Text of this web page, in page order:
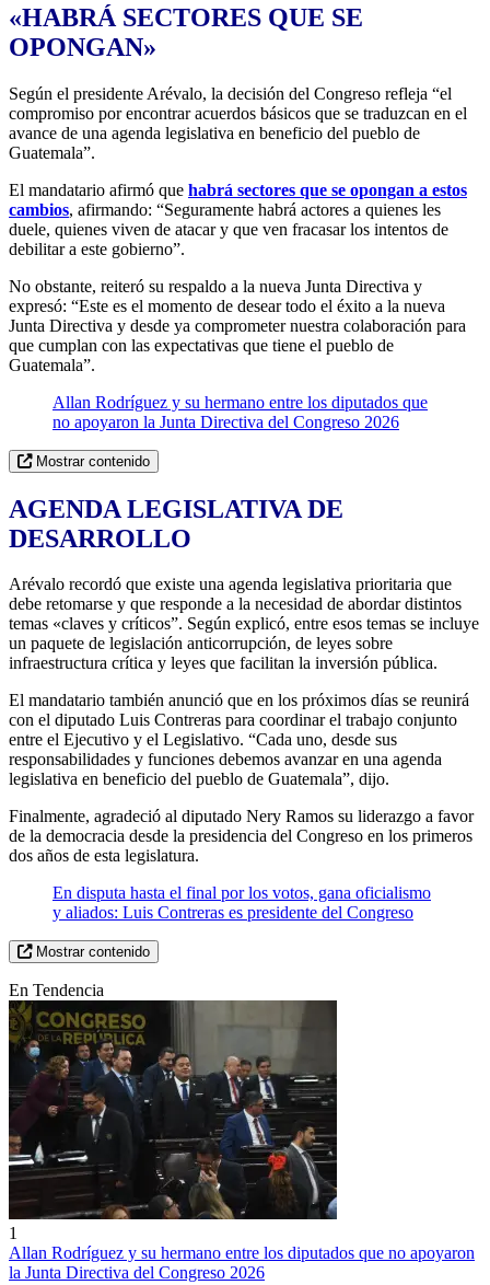
«HABRÁ SECTORES QUE SE
OPONGAN»
Según el presidente Arévalo, la decisión del Congreso refleja “el
compromiso por encontrar acuerdos básicos que se traduzcan en el
avance de una agenda legislativa en beneficio del pueblo de
Guatemala”.
El mandatario afirmó que habrá sectores que se opongan a estos
cambios, afirmando: “Seguramente habrá actores a quienes les
duele, quienes viven de atacar y que ven fracasar los intentos de
debilitar a este gobierno”.
No obstante, reiteró su respaldo a la nueva Junta Directiva y
expresó: “Este es el momento de desear todo el éxito a la nueva
Junta Directiva y desde ya comprometer nuestra colaboración para
que cumplan con las expectativas que tiene el pueblo de
Guatemala”.
Allan Rodríguez y su hermano entre los diputados que
no apoyaron la Junta Directiva del Congreso 2026
Mostrar contenido
AGENDA LEGISLATIVA DE
DESARROLLO
Arévalo recordó que existe una agenda legislativa prioritaria que
debe retomarse y que responde a la necesidad de abordar distintos
temas «claves y críticos”. Según explicó, entre esos temas se incluye
un paquete de legislación anticorrupción, de leyes sobre
infraestructura crítica y leyes que facilitan la inversión pública.
El mandatario también anunció que en los próximos días se reunirá
con el diputado Luis Contreras para coordinar el trabajo conjunto
entre el Ejecutivo y el Legislativo. “Cada uno, desde sus
responsabilidades y funciones debemos avanzar en una agenda
legislativa en beneficio del pueblo de Guatemala”, dijo.
Finalmente, agradeció al diputado Nery Ramos su liderazgo a favor
de la democracia desde la presidencia del Congreso en los primeros
dos años de esta legislatura.
En disputa hasta el final por los votos, gana oficialismo
y aliados: Luis Contreras es presidente del Congreso
Mostrar contenido
En Tendencia
1
Allan Rodríguez y su hermano entre los diputados que no apoyaron
la Junta Directiva del Congreso 2026